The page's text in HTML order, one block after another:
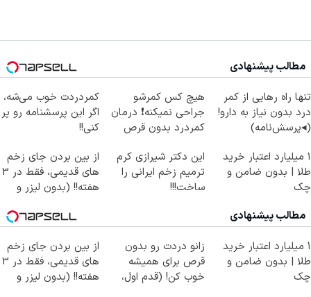
مطالب پیشنهادی
تنها راه رهایی از کمر
درد بدون نیاز به دارو!
(◂پرسش‌نامه)
هیچ کس کمرشو
جراحی نمیکنه❗ درمان
کمردرد بدون قرص
کمردردت خوب می‌شه،
اگر این پرسشنامه رو پر
کنی!!
۱ میلیارد اعتبار خرید
طلا | بدون ضامن و
چک
این دکتر شیرازی کرم
ترمیم زخم ایرانی را
ساخت!!!
از بین بردن جای زخم
های قدیمی، فقط در 3
هفته!! (بدون لیزر و
مطالب پیشنهادی
۱ میلیارد اعتبار خرید
طلا | بدون ضامن و
چک
زانو دردت رو بدون
قرص برای همیشه
خوب کن! (قدم اول،
از بین بردن جای زخم
های قدیمی، فقط در 3
هفته!! (بدون لیزر و